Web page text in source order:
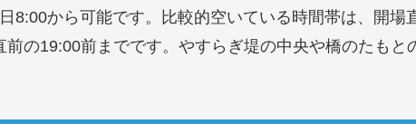
8:00から可能です。比較的空いている時間帯は、開場
前の19:00前までです。やすらぎ堤の中央や橋のたもと